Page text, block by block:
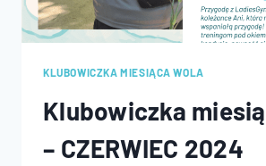
KLUBOWICZKA MIESIĄCA WOLA
Klubowiczka
– CZERWIEC 2024